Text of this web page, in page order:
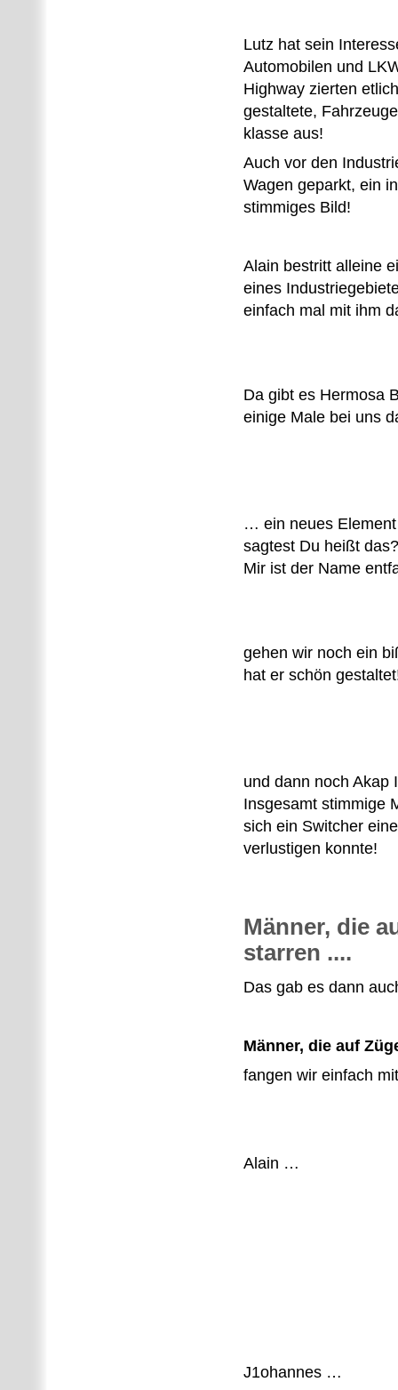
Lutz hat sein
Automobilen und
Highway zierten
gestaltete,
klasse aus!
Auch vor den
Wagen geparkt, ein
stimmiges Bild!
Alain bestritt alleine
eines
einfach mal mit ihm
Da gibt es Hermosa
einige Male bei uns
… ein neues
sagtest Du heißt das?
Mir ist der Name
gehen wir noch ein
hat er schön
und dann noch Akap
Insgesamt stimmige
sich ein Switcher
verlustigen konnte!
Männer, die
starren ....
Das gab es dann
Männer, die auf
fangen wir einfach
Alain …
J1ohannes …